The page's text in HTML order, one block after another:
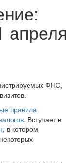
апреля
ФНС,
правила
. Вступает в
, в котором